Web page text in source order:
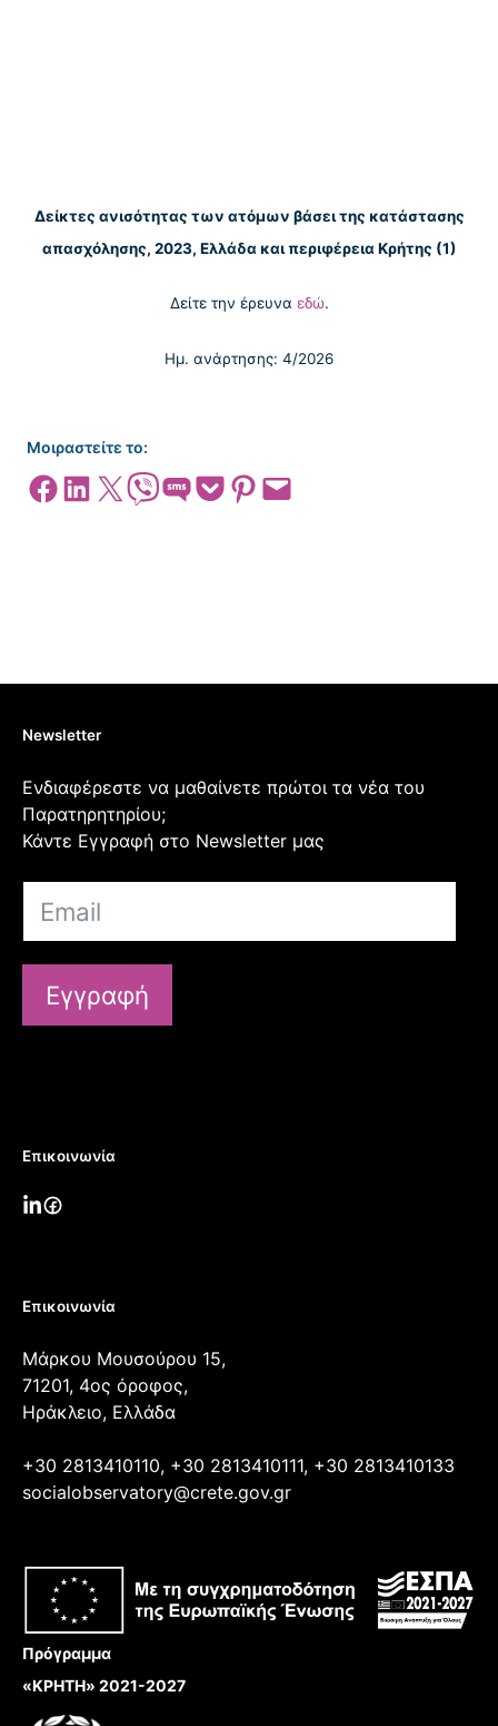
Δείκτες ανισότητας των ατόμων βάσει της κατάστασης
απασχόλησης, 2023, Ελλάδα και περιφέρεια Κρήτης (1)
Δείτε την έρευνα εδώ.
Ημ. ανάρτησης: 4/2026
Μοιραστείτε το:
Share on Facebook
Share on LinkedIn
Share on X Share on ViberShare on SMSShare on Pocket
Share on Pinterest
Email this Page
Newsletter
Ενδιαφέρεστε να μαθαίνετε πρώτοι τα νέα του
Παρατηρητηρίου;
Κάντε Εγγραφή στο Newsletter μας
Εγγραφή
Επικοινωνία
Επικοινωνία
Μάρκου Μουσούρου 15,
71201, 4ος όροφος,
Ηράκλειο, Ελλάδα
+30 2813410110, +30 2813410111, +30 2813410133
socialobservatory@crete.gov.gr
Πρόγραμμα
«ΚΡΗΤΗ» 2021-2027